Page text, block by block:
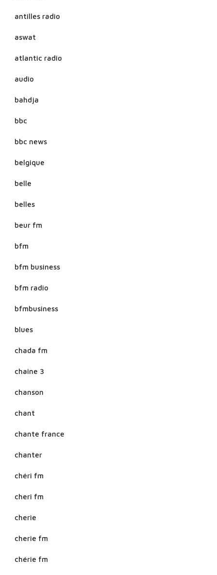
antilles radio
aswat
atlantic radio
audio
bahdja
bbc
bbc news
belgique
belle
belles
beur fm
bfm
bfm business
bfm radio
bfmbusiness
blues
chada fm
chaine 3
chanson
chant
chante france
chanter
chéri fm
cheri fm
cherie
cherie fm
chérie fm